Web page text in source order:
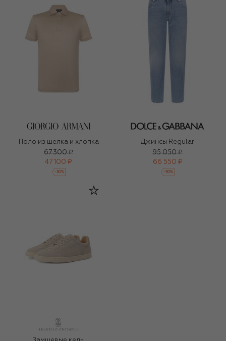
Поло из шелка и хлопка
67 300 ₽
47 100 ₽
-30%
Джинсы Regular
95 050 ₽
66 550 ₽
-30%